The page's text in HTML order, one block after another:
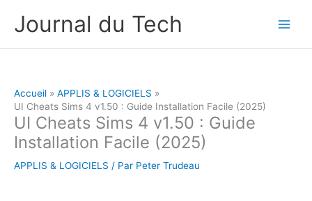
Journal du Tech
Accueil
APPLIS & LOGICIELS
UI Cheats Sims 4 v1.50 : Guide Installation Facile (2025)
UI Cheats Sims 4 v1.50 : Guide
Installation Facile (2025)
APPLIS & LOGICIELS / Par Peter Trudeau